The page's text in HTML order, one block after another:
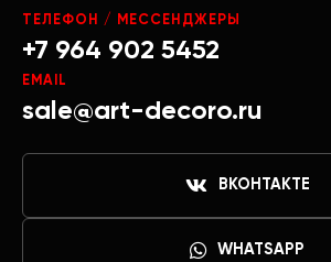
ТЕЛЕФОН / МЕССЕНДЖЕРЫ
+7 964 902 5452
EMAIL
sale@art-decoro.ru
ВКОНТАКТЕ
WHATSAPP